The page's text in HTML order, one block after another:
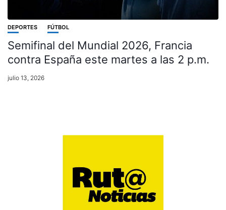
DEPORTES FÚTBOL
Semifinal del Mundial 2026, Francia
contra España este martes a las 2 p.m.
julio 13, 2026